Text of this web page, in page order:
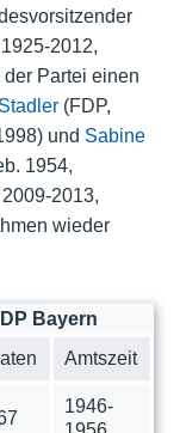
2012,
Partei einen
(FDP,
und Sabine
1954,
2013,
wieder
Bayern
Amtszeit
1946-